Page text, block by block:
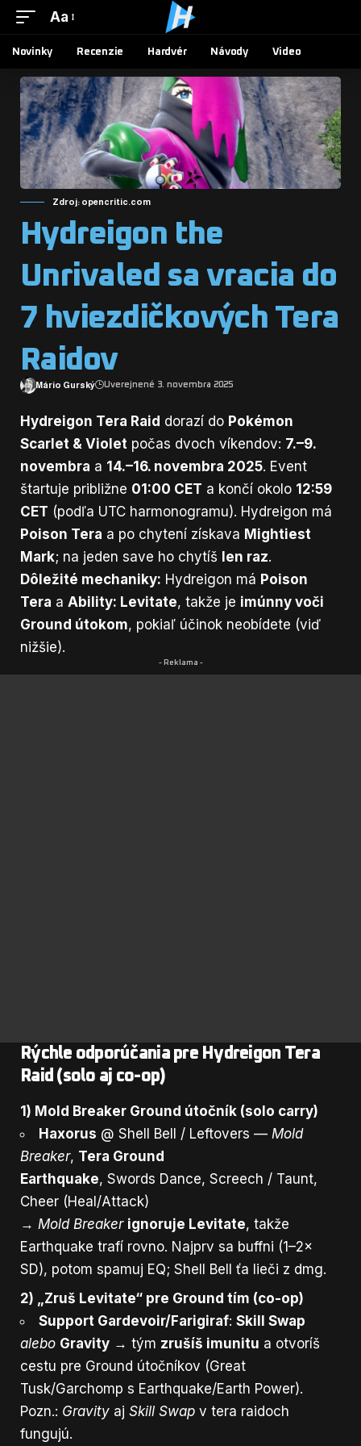
Aa
Novinky Recenzie Hardvér Návody Video
Zdroj: opencritic.com
Hydreigon the
Unrivaled sa vracia do
7 hviezdičkových Tera
Raidov
Mário Gurský Uverejnené 3. novembra 2025
Hydreigon Tera Raid dorazí do Pokémon
Scarlet & Violet počas dvoch víkendov: 7.–9.
novembra a 14.–16. novembra 2025. Event
štartuje približne 01:00 CET a končí okolo 12:59
CET (podľa UTC harmonogramu). Hydreigon má
Poison Tera a po chytení získava Mightiest
Mark; na jeden save ho chytíš len raz.
Dôležité mechaniky: Hydreigon má Poison
Tera a Ability: Levitate, takže je imúnny voči
Ground útokom, pokiaľ účinok neobídete (viď
nižšie).
- Reklama -
Rýchle odporúčania pre Hydreigon Tera
Raid (solo aj co-op)
1) Mold Breaker Ground útočník (solo carry)
Haxorus @ Shell Bell / Leftovers — Mold
Breaker, Tera Ground
Earthquake, Swords Dance, Screech / Taunt,
Cheer (Heal/Attack)
→ Mold Breaker ignoruje Levitate, takže
Earthquake trafí rovno. Najprv sa buffni (1–2×
SD), potom spamuj EQ; Shell Bell ťa lieči z dmg.
2) „Zruš Levitate“ pre Ground tím (co-op)
Support Gardevoir/Farigiraf: Skill Swap
alebo Gravity → tým zrušíš imunitu a otvoríš
cestu pre Ground útočníkov (Great
Tusk/Garchomp s Earthquake/Earth Power).
Pozn.: Gravity aj Skill Swap v tera raidoch
fungujú.